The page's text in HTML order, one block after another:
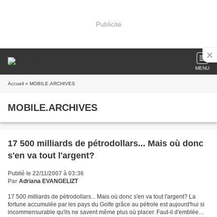
Publicité
MENU
Accueil » MOBILE.ARCHIVES
MOBILE.ARCHIVES
17 500 milliards de pétrodollars... Mais où donc
s'en va tout l'argent?
Publié le 22/11/2007 à 03:36
Par Adriana EVANGELIZT
17 500 milliards de pétrodollars... Mais où donc s'en va tout l'argent? La
fortune accumulée par les pays du Golfe grâce au pétrole est aujourd'hui si
incommensurable qu'ils ne savent même plus où placer. Faut-il d'emblée